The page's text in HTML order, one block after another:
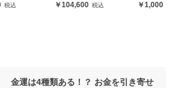
104,600 1,000
金運は4種類ある！？ お金を引き寄せ